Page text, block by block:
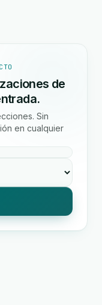
de
Sin
en cualquier